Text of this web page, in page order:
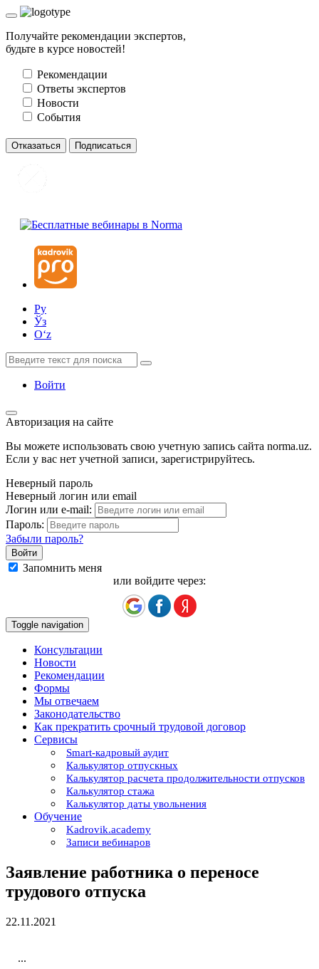
Получайте рекомендации экспертов,
будьте в курсе новостей!
Рекомендации
Ответы экспертов
Новости
События
Отказаться Подписаться
Ру
Ўз
Oʻz
Войти
Авторизация на сайте
Вы можете использовать свою учетную запись сайта norma.uz.
Если у вас нет учетной записи, зарегистрируйтесь.
Неверный пароль
Неверный логин или email
Логин или e-mail:
Пароль:
Забыли пароль?
Запомнить меня
или войдите через:
Toggle navigation
Консультации
Новости
Рекомендации
Формы
Мы отвечаем
Законодательство
Как прекратить срочный трудовой договор
Сервисы
Smart-кадровый аудит
Калькулятор отпускных
Калькулятор расчета продолжительности отпусков
Калькулятор стажа
Калькулятор даты увольнения
Обучение
Kadrovik.academy
Записи вебинаров
Заявление работника о переносе
трудового отпуска
22.11.2021
...